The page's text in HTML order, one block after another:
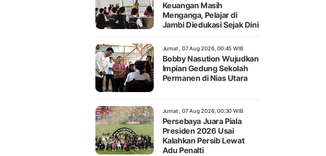
Keuangan Masih
Menganga, Pelajar di
Jambi Diedukasi Sejak Dini
Jumat , 07 Aug 2026, 00:45 WIB
Bobby Nasution Wujudkan
Impian Gedung Sekolah
Permanen di Nias Utara
Jumat , 07 Aug 2026, 00:30 WIB
Persebaya Juara Piala
Presiden 2026 Usai
Kalahkan Persib Lewat
Adu Penalti